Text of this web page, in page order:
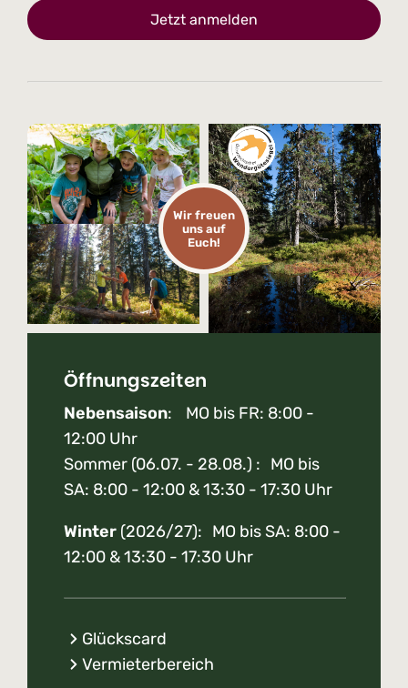
Jetzt anmelden
Wir freuen
uns auf
Euch!
Öffnungszeiten
Nebensaison: MO bis FR: 8:00 -
12:00 Uhr
Sommer (06.07. - 28.08.) : MO bis
SA: 8:00 - 12:00 & 13:30 - 17:30 Uhr
Winter (2026/27): MO bis SA: 8:00 -
12:00 & 13:30 - 17:30 Uhr
Glückscard
Vermieterbereich